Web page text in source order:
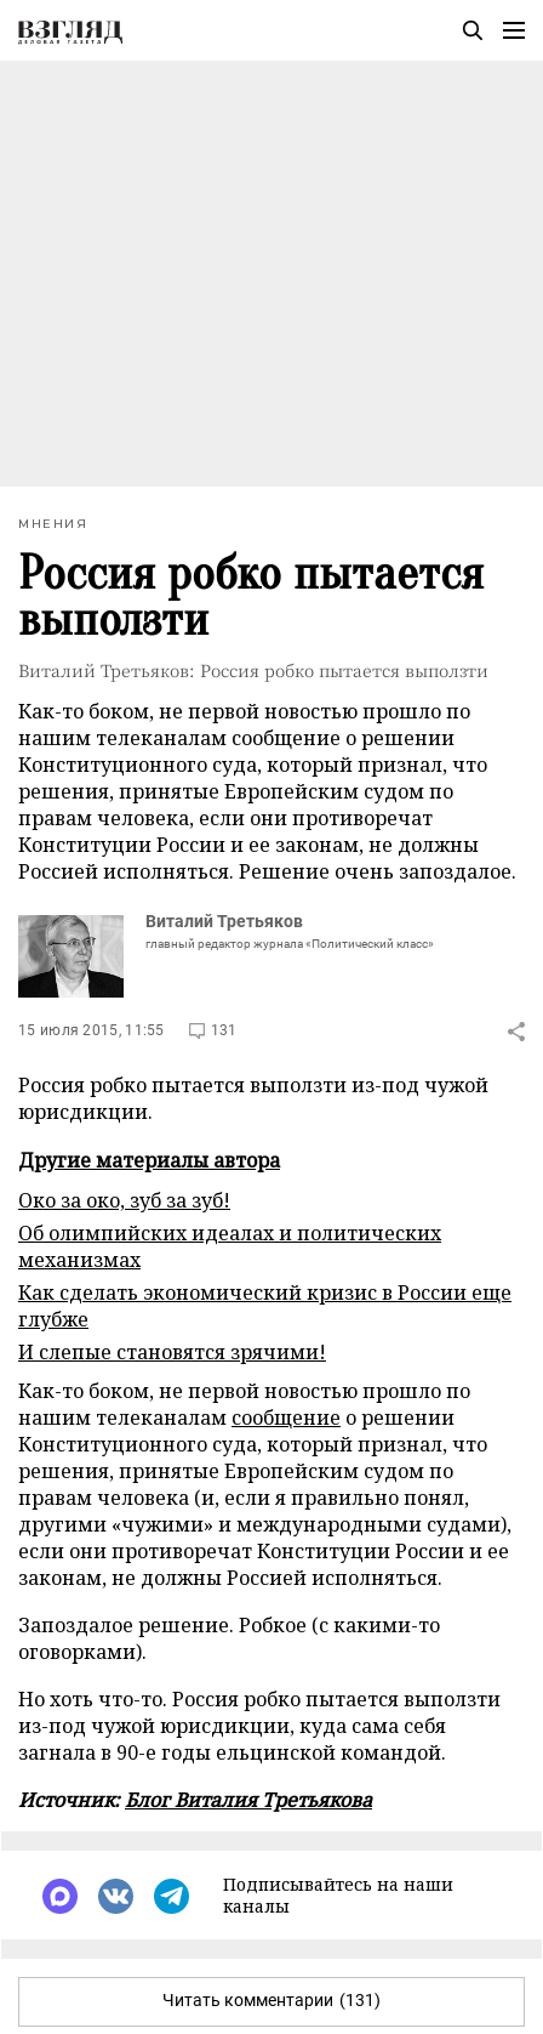
МНЕНИЯ
Россия робко пытается
выползти
Виталий Третьяков: Россия робко пытается выползти
Как-то боком, не первой новостью прошло по
нашим телеканалам сообщение о решении
Конституционного суда, который признал, что
решения, принятые Европейским судом по
правам человека, если они противоречат
Конституции России и ее законам, не должны
Россией исполняться. Решение очень запоздалое.
Виталий Третьяков
главный редактор журнала «Политический класс»
15 июля 2015, 11:55 131
Россия робко пытается выползти из-под чужой
юрисдикции.
Другие материалы автора
Око за око, зуб за зуб!
Об олимпийских идеалах и политических
механизмах
Как сделать экономический кризис в России еще
глубже
И слепые становятся зрячими!
Как-то боком, не первой новостью прошло по
нашим телеканалам сообщение о решении
Конституционного суда, который признал, что
решения, принятые Европейским судом по
правам человека (и, если я правильно понял,
другими «чужими» и международными судами),
если они противоречат Конституции России и ее
законам, не должны Россией исполняться.
Запоздалое решение. Робкое (с какими-то
оговорками).
Но хоть что-то. Россия робко пытается выползти
из-под чужой юрисдикции, куда сама себя
загнала в 90-е годы ельцинской командой.
Источник:Блог Виталия Третьякова
Подписывайтесь на наши
каналы
Читать комментарии (131)